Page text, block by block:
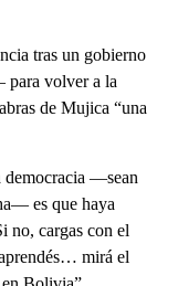
tras un gobierno
volver a la
de Mujica “una
democracia —sean
es que haya
no, cargas con el
mirá el